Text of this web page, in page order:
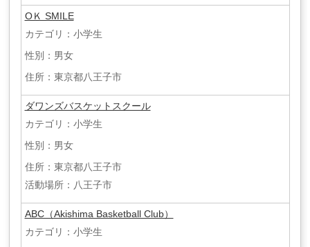
OＫ SMILE
カテゴリ：小学生
性別：男女
住所：東京都八王子市
ダワンズバスケットスクール
カテゴリ：小学生
性別：男女
住所：東京都八王子市
活動場所：八王子市
ABC（Akishima Basketball Club）
カテゴリ：小学生